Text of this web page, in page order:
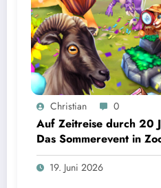
Christian 0
Auf Zeitreise durch 20
Das Sommerevent in
19. Juni 2026